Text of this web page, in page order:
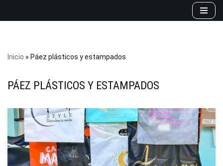
Inicio » Páez plásticos y estampados
PÁEZ PLÁSTICOS Y ESTAMPADOS